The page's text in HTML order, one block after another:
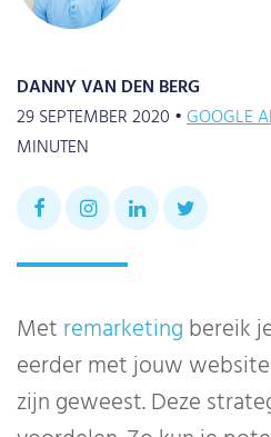
DANNY VAN DEN BERG
29 SEPTEMBER 2020 •GOOGLE
MINUTEN
Met remarketing bereik
eerder met jouw
zijn geweest. Deze